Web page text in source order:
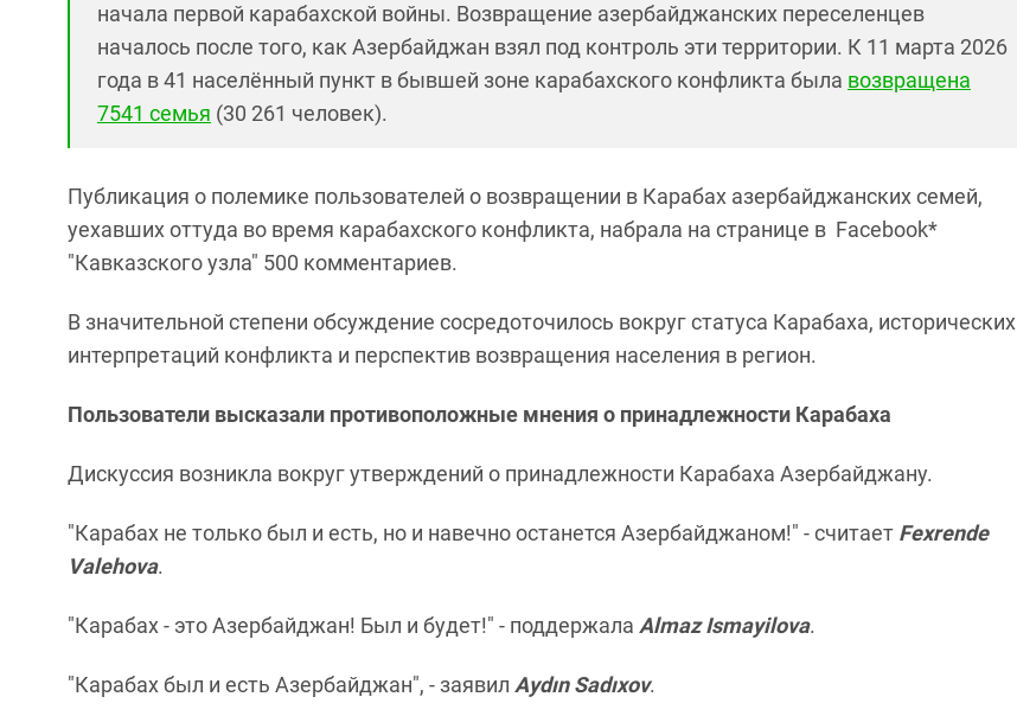
начала первой карабахской войны. Возвращение азербайджанских переселенцев
началось после того, как Азербайджан взял под контроль эти территории. К 11 марта 2026
года в 41 населённый пункт в бывшей зоне карабахского конфликта была возвращена
7541 семья (30 261 человек).
Публикация о полемике пользователей о возвращении в Карабах азербайджанских семей,
уехавших оттуда во время карабахского конфликта, набрала на странице в Facebook*
"Кавказского узла" 500 комментариев.
В значительной степени обсуждение сосредоточилось вокруг статуса Карабаха, исторических
интерпретаций конфликта и перспектив возвращения населения в регион.
Пользователи высказали противоположные мнения о принадлежности Карабаха
Дискуссия возникла вокруг утверждений о принадлежности Карабаха Азербайджану.
"Карабах не только был и есть, но и навечно останется Азербайджаном!" - считает Fexrende
Valehova.
"Карабах - это Азербайджан! Был и будет!" - поддержала Almaz Ismayilova.
"Карабах был и есть Азербайджан", - заявил Aydın Sadıxov.